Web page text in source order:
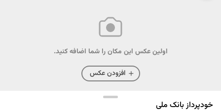
اولین عکس این مکان را شما اضافه کنید.
افزودن عکس
خودپرداز بانک ملی